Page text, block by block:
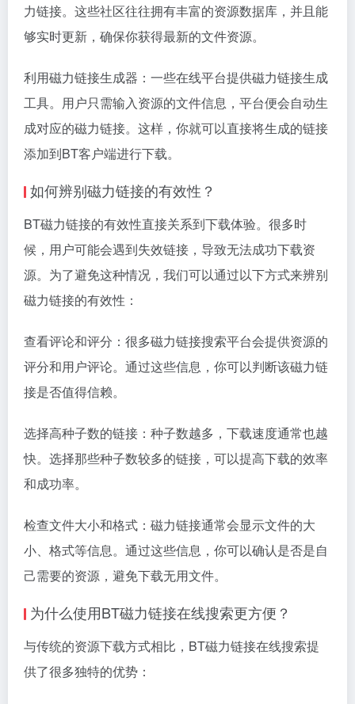
力链接。这些社区往往拥有丰富的资源数据库，并且能
够实时更新，确保你获得最新的文件资源。
利用磁力链接生成器：一些在线平台提供磁力链接生成
工具。用户只需输入资源的文件信息，平台便会自动生
成对应的磁力链接。这样，你就可以直接将生成的链接
添加到BT客户端进行下载。
如何辨别磁力链接的有效性？
BT磁力链接的有效性直接关系到下载体验。很多时
候，用户可能会遇到失效链接，导致无法成功下载资
源。为了避免这种情况，我们可以通过以下方式来辨别
磁力链接的有效性：
查看评论和评分：很多磁力链接搜索平台会提供资源的
评分和用户评论。通过这些信息，你可以判断该磁力链
接是否值得信赖。
选择高种子数的链接：种子数越多，下载速度通常也越
快。选择那些种子数较多的链接，可以提高下载的效率
和成功率。
检查文件大小和格式：磁力链接通常会显示文件的大
小、格式等信息。通过这些信息，你可以确认是否是自
己需要的资源，避免下载无用文件。
为什么使用BT磁力链接在线搜索更方便？
与传统的资源下载方式相比，BT磁力链接在线搜索提
供了很多独特的优势：